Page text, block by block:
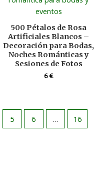
500 Pétalos de Rosa
Artificiales Blancos –
Decoración para Bodas,
Noches Románticas y
Sesiones de Fotos
6€
5 6 … 16